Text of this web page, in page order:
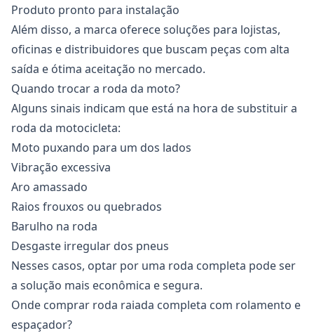
Produto pronto para instalação
Além disso, a marca oferece soluções para lojistas,
oficinas e distribuidores que buscam peças com alta
saída e ótima aceitação no mercado.
Quando trocar a roda da moto?
Alguns sinais indicam que está na hora de substituir a
roda da motocicleta:
Moto puxando para um dos lados
Vibração excessiva
Aro amassado
Raios frouxos ou quebrados
Barulho na roda
Desgaste irregular dos pneus
Nesses casos, optar por uma roda completa pode ser
a solução mais econômica e segura.
Onde comprar roda raiada completa com rolamento e
espaçador?